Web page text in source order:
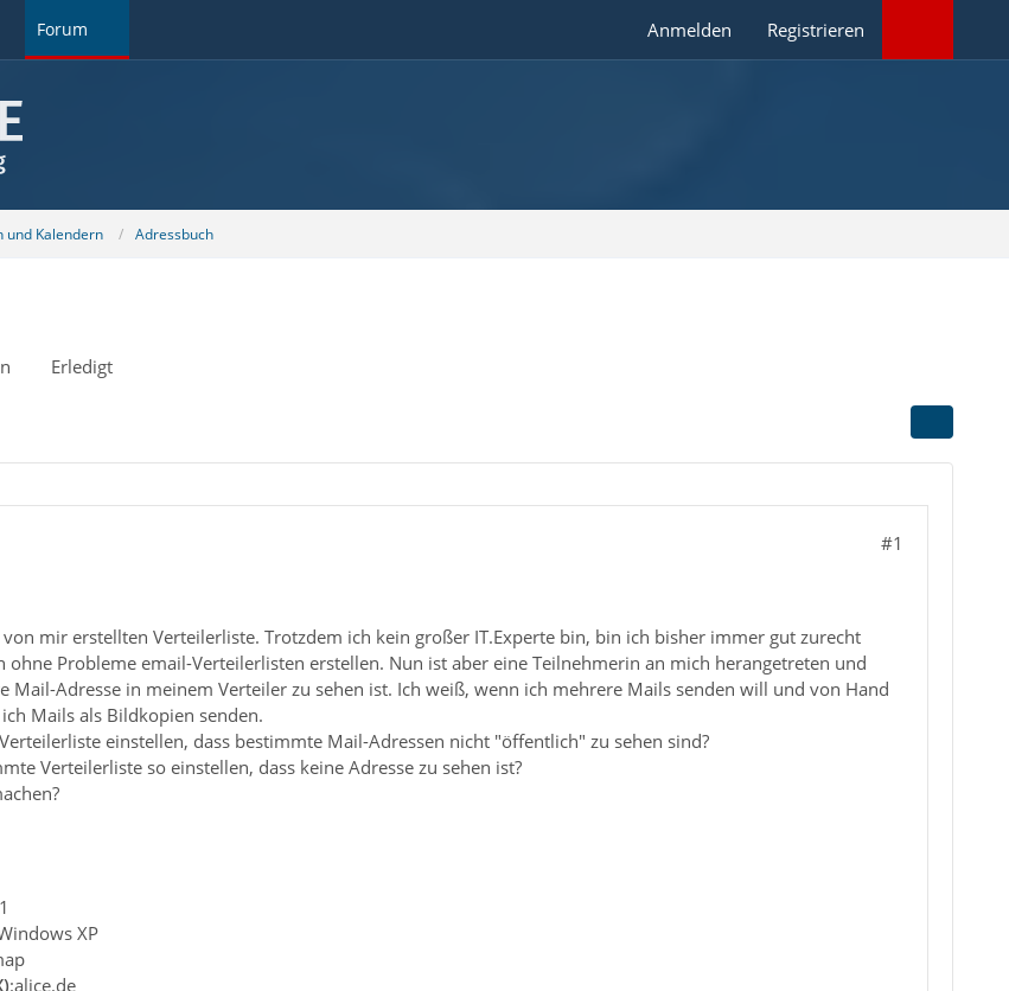
Forum Anmelden Registrieren
und Kalendern Adressbuch
Erledigt
#1
von mir erstellten Verteilerliste. Trotzdem ich kein großer IT.Experte bin, bin ich bisher immer gut zurecht
ohne Probleme email-Verteilerlisten erstellen. Nun ist aber eine Teilnehmerin an mich herangetreten und
Mail-Adresse in meinem Verteiler zu sehen ist. Ich weiß, wenn ich mehrere Mails senden will und von Hand
Mails als Bildkopien senden.
einstellen, dass bestimmte Mail-Adressen nicht "öffentlich" zu sehen sind?
Verteilerliste so einstellen, dass keine Adresse zu sehen ist?
XP
:alice.de